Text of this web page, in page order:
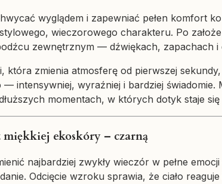
wyglądem i zapewniać pełen komfort
wieczorowego charakteru. Po
zewnętrznym — dźwiękach, zapachach i
która zmienia atmosferę od pierwszej
intensywniej, wyraźniej i bardziej świadomie.
momentach, w których dotyk staje
miękkiej ekoskóry – czarną
najbardziej zwykły wieczór w pełne
Odcięcie wzroku sprawia, że ciało